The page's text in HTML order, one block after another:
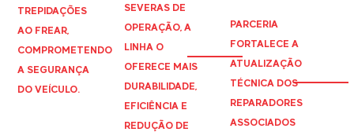
TREPIDAÇÕES
AO FREAR,
COMPROMETENDO
A SEGURANÇA
DO VEÍCULO.
SEVERAS DE
OPERAÇÃO, A
LINHA O
OFERECE MAIS
DURABILIDADE,
EFICIÊNCIA E
REDUÇÃO DE
PARCERIA
FORTALECE A
ATUALIZAÇÃO
TÉCNICA DOS
REPARADORES
ASSOCIADOS